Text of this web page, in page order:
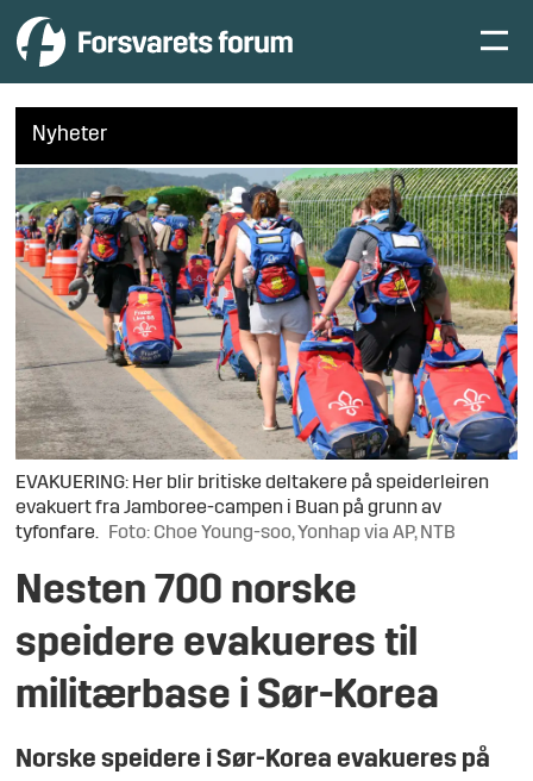
Nyheter
EVAKUERING: Her blir britiske deltakere på speiderleiren
evakuert fra Jamboree-campen i Buan på grunn av
tyfonfare. Foto: Choe Young-soo, Yonhap via AP, NTB
Nesten 700 norske
speidere evakueres til
militærbase i Sør-Korea
Norske speidere i Sør-Korea evakueres på